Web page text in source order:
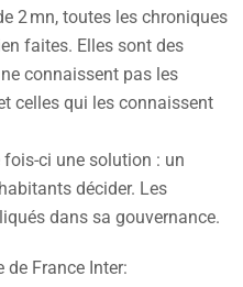
2 mn, toutes les chroniques
faites. Elles sont des
connaissent pas les
celles qui les connaissent
fois-ci une solution : un
décider. Les
dans sa gouvernance.
de France Inter: